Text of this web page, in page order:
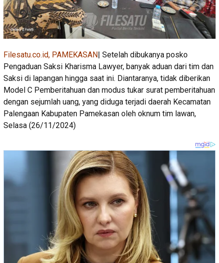
Filesatu.co.id, PAMEKASAN | Setelah dibukanya posko
Pengaduan Saksi Kharisma Lawyer, banyak aduan dari tim dan
Saksi di lapangan hingga saat ini. Diantaranya, tidak diberikan
Model C Pemberitahuan dan modus tukar surat pemberitahuan
dengan sejumlah uang, yang diduga terjadi daerah Kecamatan
Palengaan Kabupaten Pamekasan oleh oknum tim lawan,
Selasa (26/11/2024)